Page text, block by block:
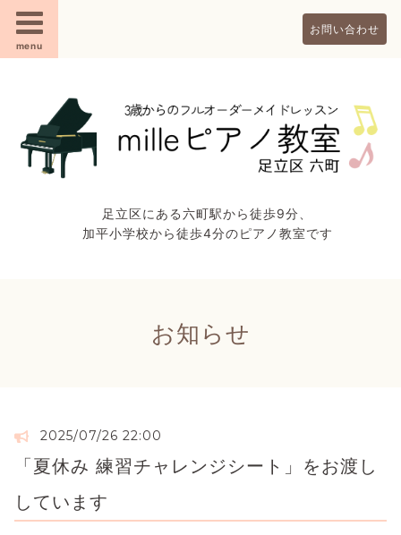
menu
お問い合わせ
足立区にある六町駅から徒歩9分、
加平小学校から徒歩4分のピアノ教室です
お知らせ
2025/07/26 22:00
「夏休み 練習チャレンジシート」をお渡し
しています